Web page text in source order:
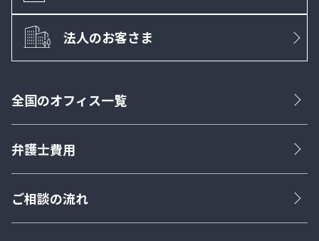
法人のお客さま
全国のオフィス一覧
弁護士費用
ご相談の流れ